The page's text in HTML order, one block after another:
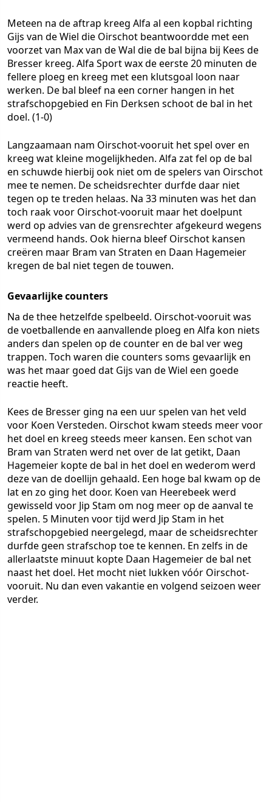
Meteen na de aftrap kreeg Alfa al een kopbal richting
Gijs van de Wiel die Oirschot beantwoordde met een
voorzet van Max van de Wal die de bal bijna bij Kees de
Bresser kreeg. Alfa Sport wax de eerste 20 minuten de
fellere ploeg en kreeg met een klutsgoal loon naar
werken. De bal bleef na een corner hangen in het
strafschopgebied en Fin Derksen schoot de bal in het
doel. (1-0)
Langzaamaan nam Oirschot-vooruit het spel over en
kreeg wat kleine mogelijkheden. Alfa zat fel op de bal
en schuwde hierbij ook niet om de spelers van Oirschot
mee te nemen. De scheidsrechter durfde daar niet
tegen op te treden helaas. Na 33 minuten was het dan
toch raak voor Oirschot-vooruit maar het doelpunt
werd op advies van de grensrechter afgekeurd wegens
vermeend hands. Ook hierna bleef Oirschot kansen
creëren maar Bram van Straten en Daan Hagemeier
kregen de bal niet tegen de touwen.
Gevaarlijke counters
Na de thee hetzelfde spelbeeld. Oirschot-vooruit was
de voetballende en aanvallende ploeg en Alfa kon niets
anders dan spelen op de counter en de bal ver weg
trappen. Toch waren die counters soms gevaarlijk en
was het maar goed dat Gijs van de Wiel een goede
reactie heeft.
Kees de Bresser ging na een uur spelen van het veld
voor Koen Versteden. Oirschot kwam steeds meer voor
het doel en kreeg steeds meer kansen. Een schot van
Bram van Straten werd net over de lat getikt, Daan
Hagemeier kopte de bal in het doel en wederom werd
deze van de doellijn gehaald. Een hoge bal kwam op de
lat en zo ging het door. Koen van Heerebeek werd
gewisseld voor Jip Stam om nog meer op de aanval te
spelen. 5 Minuten voor tijd werd Jip Stam in het
strafschopgebied neergelegd, maar de scheidsrechter
durfde geen strafschop toe te kennen. En zelfs in de
allerlaatste minuut kopte Daan Hagemeier de bal net
naast het doel. Het mocht niet lukken vóór Oirschot-
vooruit. Nu dan even vakantie en volgend seizoen weer
verder.